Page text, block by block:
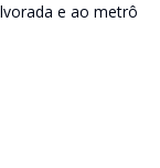
e ao metrô